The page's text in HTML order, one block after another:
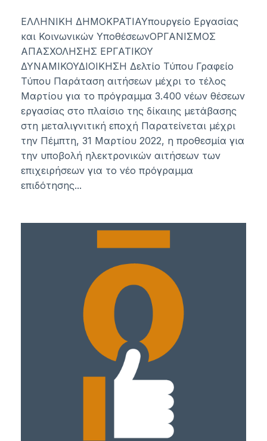
ΕΛΛΗΝΙΚΗ ΔΗΜΟΚΡΑΤΙΑΥπουργείο Εργασίας
και Κοινωνικών ΥποθέσεωνΟΡΓΑΝΙΣΜΟΣ
ΑΠΑΣΧΟΛΗΣΗΣ ΕΡΓΑΤΙΚΟΥ
ΔΥΝΑΜΙΚΟΥΔΙΟΙΚΗΣΗ Δελτίο Τύπου Γραφείο
Τύπου Παράταση αιτήσεων μέχρι το τέλος
Μαρτίου για το πρόγραμμα 3.400 νέων θέσεων
εργασίας στο πλαίσιο της δίκαιης μετάβασης
στη μεταλιγνιτική εποχή Παρατείνεται μέχρι
την Πέμπτη, 31 Μαρτίου 2022, η προθεσμία για
την υποβολή ηλεκτρονικών αιτήσεων των
επιχειρήσεων για το νέο πρόγραμμα
επιδότησης...